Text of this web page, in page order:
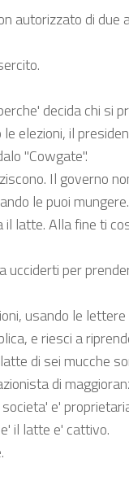
autorizzato di due
decida chi si
elezioni, il
"Cowgate".
Il governo
le puoi
latte. Alla fine ti
ucciderti per
usando le
e riesci a
di sei mucche
di
e'
il latte e' cattivo.